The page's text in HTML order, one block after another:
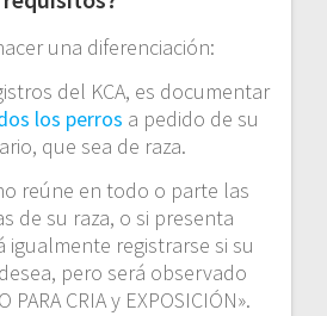
una diferenciación:
del KCA, es documentar
los perros a pedido de su
que sea de raza.
reúne en todo o parte las
de su raza, o si presenta
igualmente registrarse si su
pero será observado
PARA CRIA y EXPOSICIÓN».